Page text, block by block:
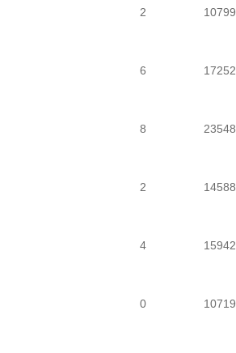
2 10799
6 17252
8 23548
2 14588
4 15942
0 10719